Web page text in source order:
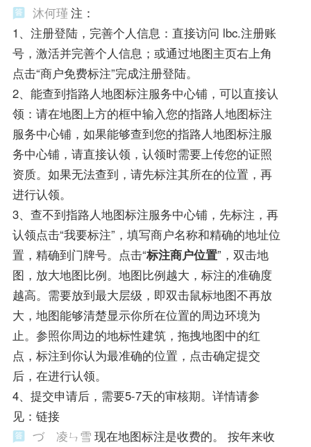
沐何瑾 注：
1、注册登陆，完善个人信息：直接访问 lbc.注册账
号，激活并完善个人信息；或通过地图主页右上角
点击“商户免费标注”完成注册登陆。
2、能查到指路人地图标注服务中心铺，可以直接认
领：请在地图上方的框中输入您的指路人地图标注
服务中心铺，如果能够查到您的指路人地图标注服
务中心铺，请直接认领，认领时需要上传您的证照
资质。如果无法查到，请先标注其所在的位置，再
进行认领。
3、查不到指路人地图标注服务中心铺，先标注，再
认领点击“我要标注”，填写商户名称和精确的地址位
置，精确到门牌号。点击“标注商户位置”，双击地
图，放大地图比例。地图比例越大，标注的准确度
越高。需要放到最大层级，即双击鼠标地图不再放
大，地图能够清楚显示你所在位置的周边环境为
止。参照你周边的地标性建筑，拖拽地图中的红
点，标注到你认为最准确的位置，点击确定提交
后，在进行认领。
4、提交申请后，需要5-7天的审核期。详情请参
见：链接
づゞ凌ㄣ雪 现在地图标注是收费的。 按年来收